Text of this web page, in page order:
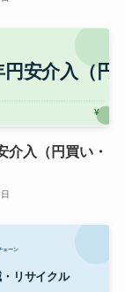
介入（円買い・